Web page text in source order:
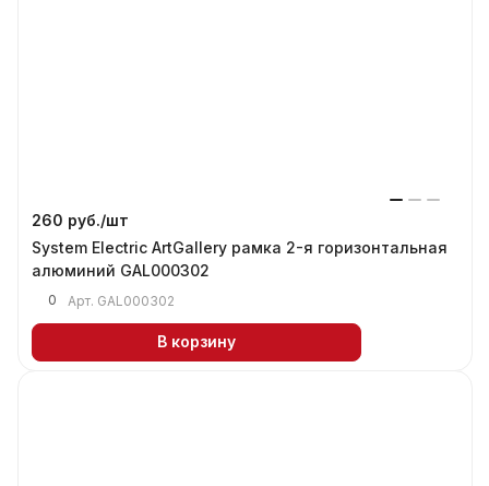
260 руб./шт
System Electric ArtGallery рамка 2-я горизонтальная
алюминий GAL000302
0 Арт. GAL000302
В корзину